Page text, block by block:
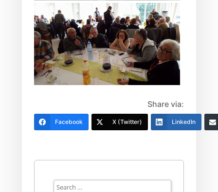
Share via:
Facebook X (Twitter) LinkedIn